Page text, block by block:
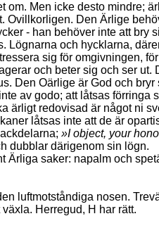
om. Men icke desto mindre;
Ovillkorligen. Den Ärlige
- han behöver inte att bry
Lögnarna och hycklarna,
sig för omgivningen,
och beter sig och ser ut.
Den Oärlige är God och bryr
av godo; att låtsas förringa
ärligt redovisad är något ni
låtsas inte att de är
»I object, your
dubblar därigenom sin lögn.
Ärliga saker: napalm och
luftmotståndiga nosen.
Herregud, H har rätt.